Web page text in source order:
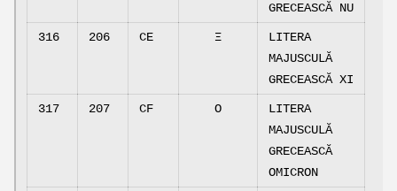
GRECEASCĂ NU
316 206 CE Ξ
LITERA
MAJUSCULĂ
GRECEASCĂ XI
317 207 CF Ο
LITERA
MAJUSCULĂ
GRECEASCĂ
OMICRON